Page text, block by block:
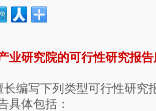
业研究院的可行性研究报
编写下列类型可行性研究
具体包括：